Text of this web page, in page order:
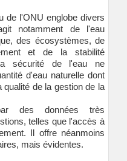
de l'ONU englobe divers
notamment de l'eau
des écosystèmes, de
et de la stabilité
sécurité de l'eau ne
d'eau naturelle dont
de la gestion de la
des données très
telles que l'accès à
Il offre néanmoins
mais évidentes.